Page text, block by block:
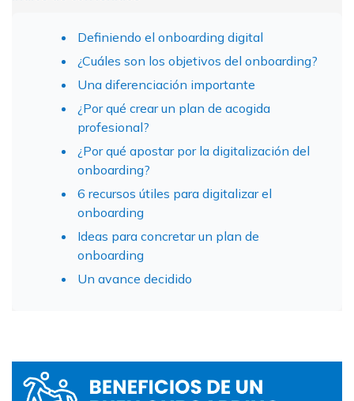
Definiendo el onboarding digital
¿Cuáles son los objetivos del onboarding?
Una diferenciación importante
¿Por qué crear un plan de acogida
profesional?
¿Por qué apostar por la digitalización del
onboarding?
6 recursos útiles para digitalizar el
onboarding
Ideas para concretar un plan de
onboarding
Un avance decidido